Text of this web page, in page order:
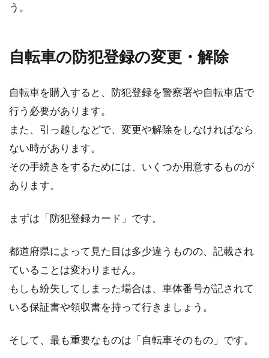
う。
自転車の防犯登録の変更・解除
自転車を購入すると、防犯登録を警察署や自転車店で
行う必要があります。
また、引っ越しなどで、変更や解除をしなければなら
ない時があります。
その手続きをするためには、いくつか用意するものが
あります。
まずは「防犯登録カード」です。
都道府県によって見た目は多少違うものの、記載され
ていることは変わりません。
もしも紛失してしまった場合は、車体番号が記されて
いる保証書や領収書を持って行きましょう。
そして、最も重要なものは「自転車そのもの」です。